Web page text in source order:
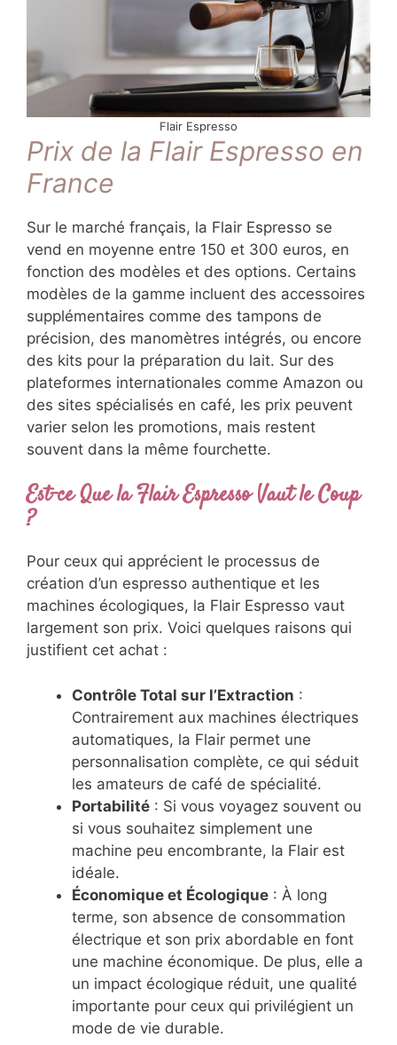
Flair Espresso
Prix de la Flair Espresso en
France
Sur le marché français, la Flair Espresso se
vend en moyenne entre 150 et 300 euros, en
fonction des modèles et des options. Certains
modèles de la gamme incluent des accessoires
supplémentaires comme des tampons de
précision, des manomètres intégrés, ou encore
des kits pour la préparation du lait. Sur des
plateformes internationales comme Amazon ou
des sites spécialisés en café, les prix peuvent
varier selon les promotions, mais restent
souvent dans la même fourchette.
Est-ce Que la Flair Espresso Vaut le Coup
?
Pour ceux qui apprécient le processus de
création d’un espresso authentique et les
machines écologiques, la Flair Espresso vaut
largement son prix. Voici quelques raisons qui
justifient cet achat :
Contrôle Total sur l’Extraction :
Contrairement aux machines électriques
automatiques, la Flair permet une
personnalisation complète, ce qui séduit
les amateurs de café de spécialité.
Portabilité : Si vous voyagez souvent ou
si vous souhaitez simplement une
machine peu encombrante, la Flair est
idéale.
Économique et Écologique : À long
terme, son absence de consommation
électrique et son prix abordable en font
une machine économique. De plus, elle a
un impact écologique réduit, une qualité
importante pour ceux qui privilégient un
mode de vie durable.